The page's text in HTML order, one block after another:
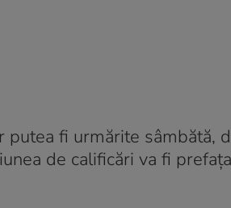
fi urmărite sâmbătă,
de calificări va fi